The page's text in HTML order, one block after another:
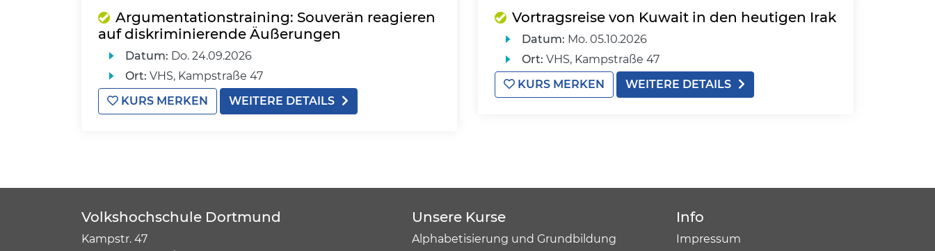
Argumentationstraining: Souverän reagieren
auf diskriminierende Äußerungen
Datum: Do. 24.09.2026
Ort: VHS, Kampstraße 47
KURS MERKEN
WEITERE DETAILS
Vortragsreise von Kuwait in den heutigen Irak
Datum: Mo. 05.10.2026
Ort: VHS, Kampstraße 47
KURS MERKEN
WEITERE DETAILS
Volkshochschule Dortmund
Kampstr. 47
Unsere Kurse
Alphabetisierung und Grundbildung
Info
Impressum